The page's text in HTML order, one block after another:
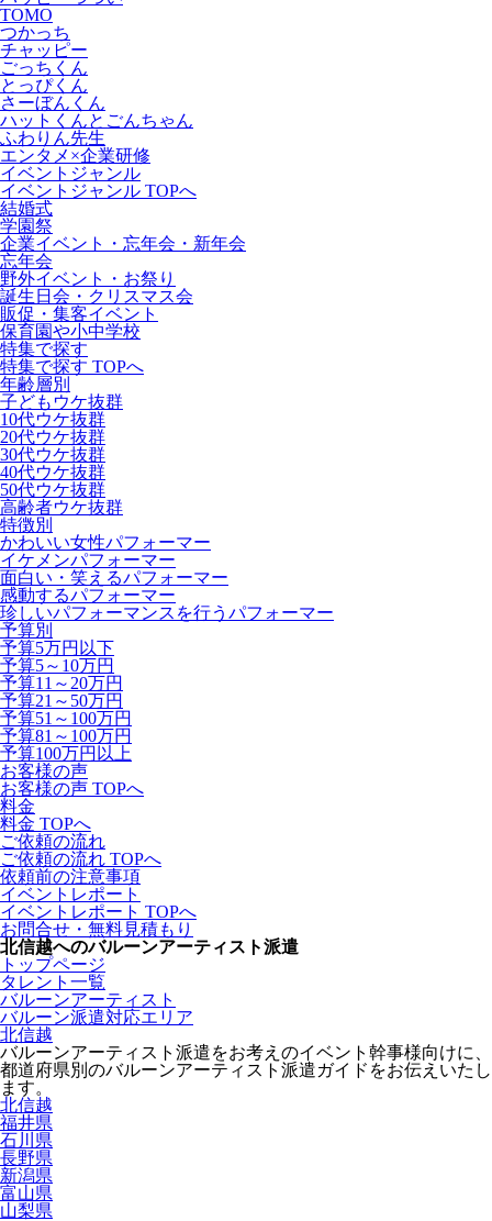
TOMO
つかっち
チャッピー
ごっちくん
とっぴくん
さーぼんくん
ハットくんとごんちゃん
ふわりん先生
エンタメ×企業研修
イベントジャンル
イベントジャンル TOPへ
結婚式
学園祭
企業イベント・忘年会・新年会
忘年会
野外イベント・お祭り
誕生日会・クリスマス会
販促・集客イベント
保育園や小中学校
特集で探す
特集で探す TOPへ
年齢層別
子どもウケ抜群
10代ウケ抜群
20代ウケ抜群
30代ウケ抜群
40代ウケ抜群
50代ウケ抜群
高齢者ウケ抜群
特徴別
かわいい女性パフォーマー
イケメンパフォーマー
面白い・笑えるパフォーマー
感動するパフォーマー
珍しいパフォーマンスを行うパフォーマー
予算別
予算5万円以下
予算5～10万円
予算11～20万円
予算21～50万円
予算51～100万円
予算81～100万円
予算100万円以上
お客様の声
お客様の声 TOPへ
料金
料金 TOPへ
ご依頼の流れ
ご依頼の流れ TOPへ
依頼前の注意事項
イベントレポート
イベントレポート TOPへ
お問合せ・無料見積もり
北信越へのバルーンアーティスト派遣
トップページ
タレント一覧
バルーンアーティスト
バルーン派遣対応エリア
北信越
バルーンアーティスト派遣をお考えのイベント幹事様向けに、
都道府県別のバルーンアーティスト派遣ガイドをお伝えいたし
ます。
北信越
福井県
石川県
長野県
新潟県
富山県
山梨県